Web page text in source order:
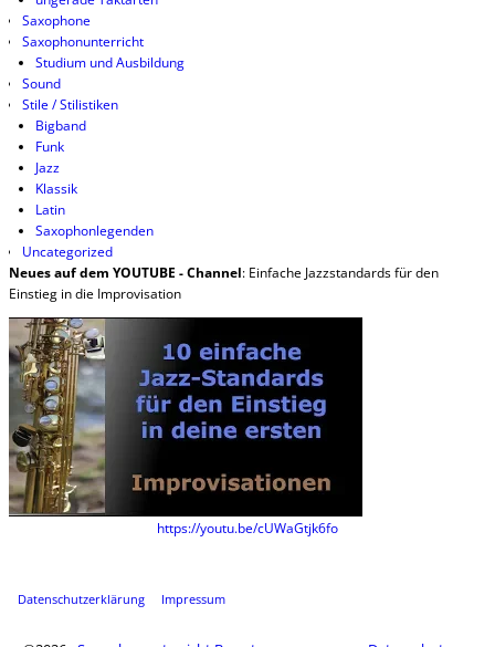
Saxophone
Saxophonunterricht
Studium und Ausbildung
Sound
Stile / Stilistiken
Bigband
Funk
Jazz
Klassik
Latin
Saxophonlegenden
Uncategorized
Neues auf dem YOUTUBE - Channel: Einfache Jazzstandards für den
Einstieg in die Improvisation
https://youtu.be/cUWaGtjk6fo
Datenschutzerklärung Impressum